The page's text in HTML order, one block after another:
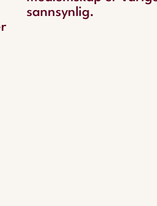
sannsynlig.